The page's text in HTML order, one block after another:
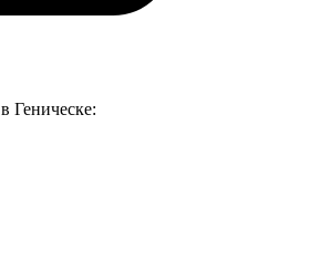
в Геническе: